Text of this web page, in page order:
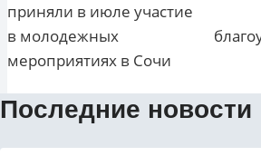
записям
приняли в июле участие
в молодежных
мероприятиях в Сочи
Последние новости